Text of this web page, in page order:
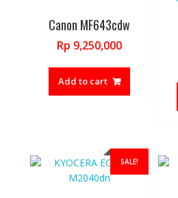
Canon MF643cdw
Rp 9,250,000
Add to cart
SALE!